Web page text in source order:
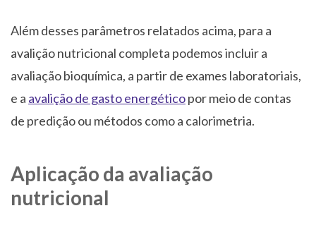
Além desses parâmetros relatados acima, para a
avalição nutricional completa podemos incluir a
avaliação bioquímica, a partir de exames laboratoriais,
e a avalição de gasto energéticopor meio de contas
de predição ou métodos como a calorimetria.
Aplicação da avaliação
nutricional